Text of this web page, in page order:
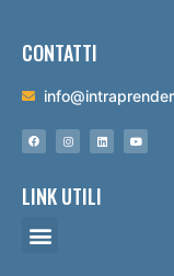
CONTATTI
LINK UTILI